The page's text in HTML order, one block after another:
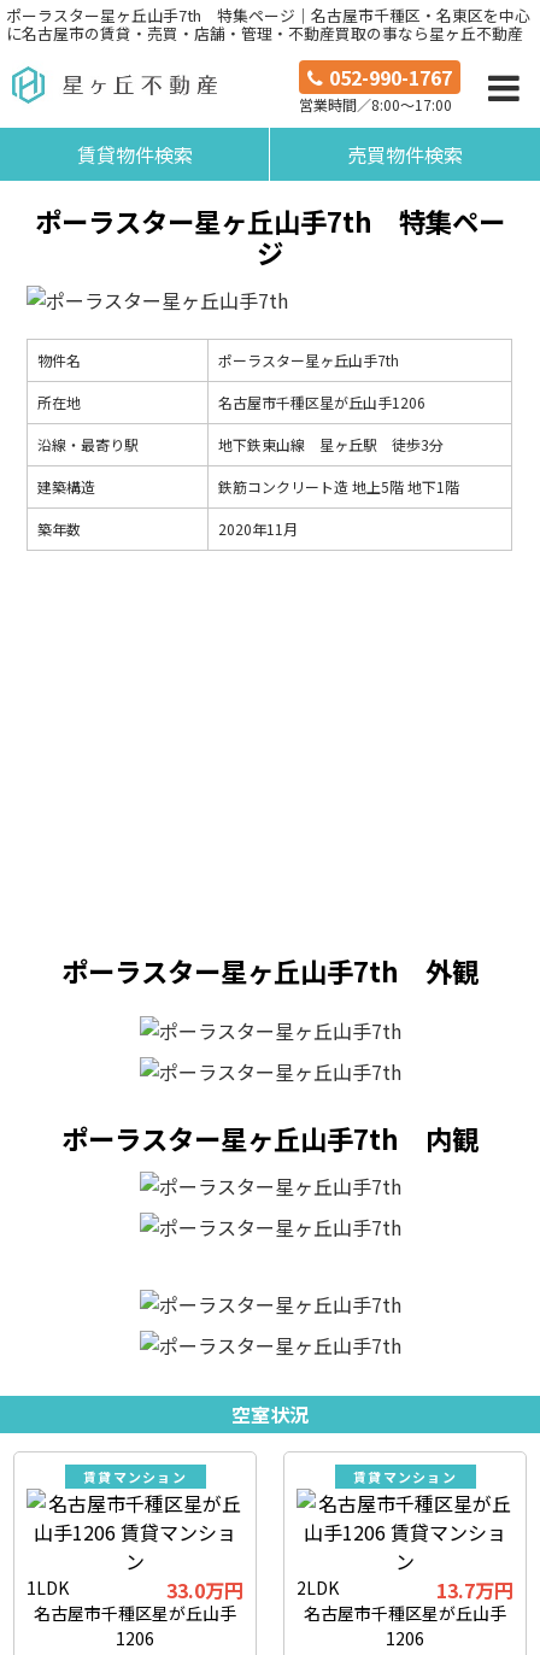
ポーラスター星ヶ丘山手7th 特集ページ｜名古屋市千種区・名東区を中心
に名古屋市の賃貸・売買・店舗・管理・不動産買取の事なら星ヶ丘不動産
052-990-1767
営業時間／8:00～17:00
賃貸物件検索 売買物件検索
ポーラスター星ヶ丘山手7th 特集ペー
ジ
物件名 ポーラスター星ヶ丘山手7th
所在地 名古屋市千種区星が丘山手1206
沿線・最寄り駅 地下鉄東山線 星ヶ丘駅 徒歩3分
建築構造 鉄筋コンクリート造 地上5階 地下1階
築年数 2020年11月
ポーラスター星ヶ丘山手7th 外観
ポーラスター星ヶ丘山手7th 内観
空室状況
賃貸マンション
1LDK 33.0万円
名古屋市千種区星が丘山手
1206
賃貸マンション
2LDK 13.7万円
名古屋市千種区星が丘山手
1206